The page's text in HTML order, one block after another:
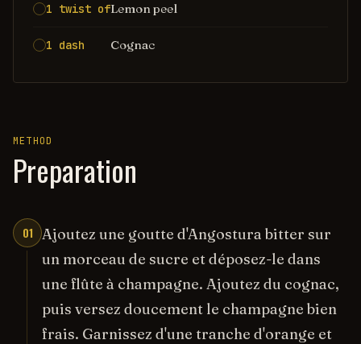
1 twist ofLemon peel
1 dash Cognac
METHOD
Preparation
01 Ajoutez une goutte d'Angostura bitter sur
un morceau de sucre et déposez-le dans
une flûte à champagne. Ajoutez du cognac,
puis versez doucement le champagne bien
frais. Garnissez d'une tranche d'orange et